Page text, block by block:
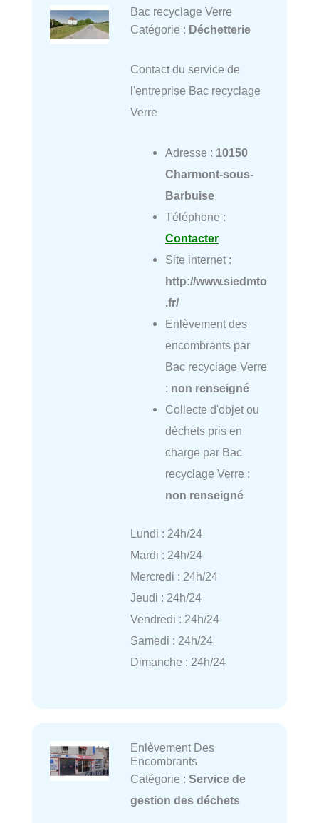
Bac recyclage Verre
Catégorie : Déchetterie
Contact du service de
l'entreprise Bac recyclage
Verre
Adresse : 10150
Charmont-sous-
Barbuise
Téléphone :
Contacter
Site internet :
http://www.siedmto
.fr/
Enlèvement des
encombrants par
Bac recyclage Verre
: non renseigné
Collecte d'objet ou
déchets pris en
charge par Bac
recyclage Verre :
non renseigné
Lundi : 24h/24
Mardi : 24h/24
Mercredi : 24h/24
Jeudi : 24h/24
Vendredi : 24h/24
Samedi : 24h/24
Dimanche : 24h/24
Enlèvement Des
Encombrants
Catégorie : Service de
gestion des déchets